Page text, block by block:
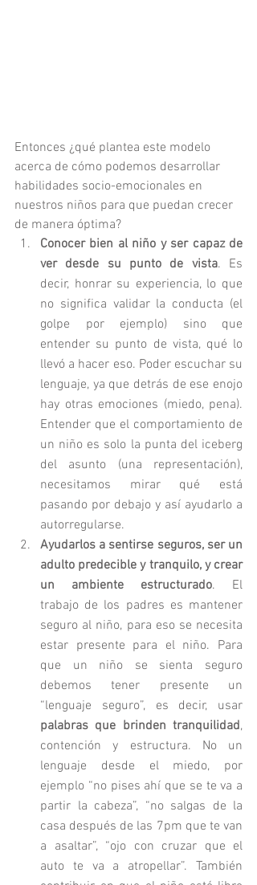
Entonces ¿qué plantea este modelo
acerca de cómo podemos desarrollar
habilidades socio-emocionales en
nuestros niños para que puedan crecer
de manera óptima?
Conocer bien al niño y ser capaz de
ver desde su punto de vista. Es
decir, honrar su experiencia, lo que
no significa validar la conducta (el
golpe por ejemplo) sino que
entender su punto de vista, qué lo
llevó a hacer eso. Poder escuchar su
lenguaje, ya que detrás de ese enojo
hay otras emociones (miedo, pena).
Entender que el comportamiento de
un niño es solo la punta del iceberg
del asunto (una representación),
necesitamos mirar qué está
pasando por debajo y así ayudarlo a
autorregularse.
Ayudarlos a sentirse seguros, ser un
adulto predecible y tranquilo, y crear
un ambiente estructurado. El
trabajo de los padres es mantener
seguro al niño, para eso se necesita
estar presente para el niño. Para
que un niño se sienta seguro
debemos tener presente un
palabras que brinden tranquilidad,
contención y estructura. No un
lenguaje desde el miedo, por
ejemplo “no pises ahí que se te va a
partir la cabeza”, “no salgas de la
casa después de las 7pm que te van
a asaltar”, “ojo con cruzar que el
auto te va a atropellar”. También